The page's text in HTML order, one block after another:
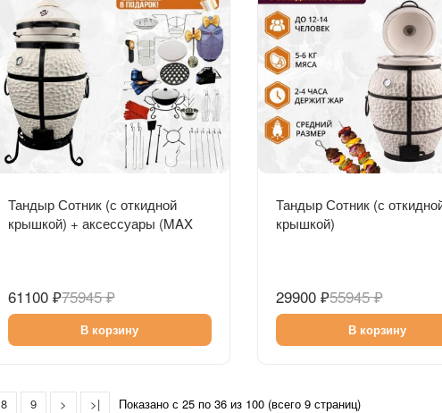
Тандыр Сотник (с откидной
крышкой) + аксессуары (MAX
61100 ₽75945 ₽
В корзину
Тандыр Сотник (с
крышкой)
29900 ₽55945 ₽
В корзину
8 9 > >| Показано с 25 по 36 из 100 (всего 9 страниц)